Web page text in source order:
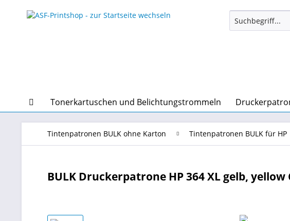
Tonerkartuschen und Belichtungstrommeln
Tintenpatronen BULK ohne Karton Tintenpatronen BULK für HP
BULK Druckerpatrone HP 364 XL gelb, yellow